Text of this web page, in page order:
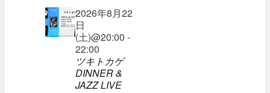
2026年8月22
日
(土)@20:00 -
22:00
ツキトカゲ
DINNER &
JAZZ LIVE